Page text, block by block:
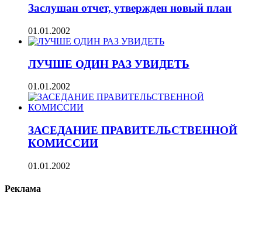
Заслушан отчет, утвержден новый план
01.01.2002
ЛУЧШЕ ОДИН РАЗ УВИДЕТЬ
01.01.2002
ЗАСЕДАНИЕ ПРАВИТЕЛЬСТВЕННОЙ
КОМИССИИ
01.01.2002
Реклама